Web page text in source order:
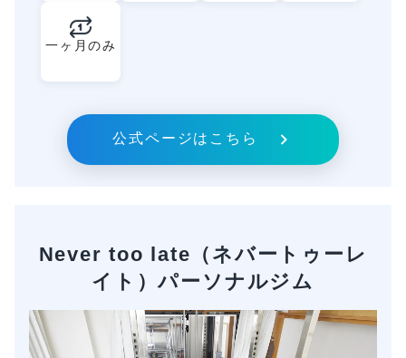
一ヶ月のみ
公式ページはこちら
Never too late（ネバートゥーレ
イト）パーソナルジム